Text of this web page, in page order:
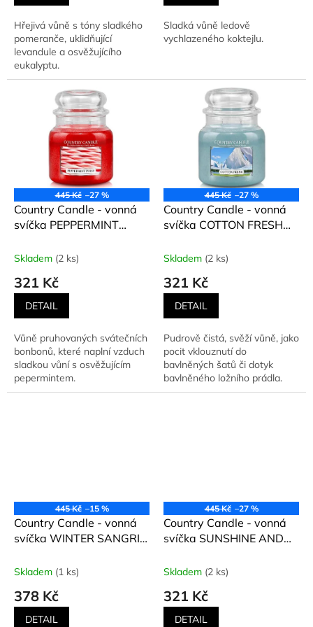
Hřejivá vůně s tóny sladkého
pomeranče, uklidňující
levandule a osvěžujícího
eukalyptu.
Sladká vůně ledově
vychlazeného koktejlu.
445 Kč –27 %
Country Candle - vonná
svíčka PEPPERMINT
hůlka) 453 g
Skladem (2 ks)
321 Kč
DETAIL
Vůně pruhovaných svátečních
bonbonů, které naplní vzduch
sladkou vůní s osvěžujícím
pepermintem.
445 Kč –27 %
Country Candle - vonná
svíčka COTTON FRESH
g
Skladem (2 ks)
321 Kč
DETAIL
Pudrově čistá, svěží vůně, jako
pocit vklouznutí do
bavlněných šatů či dotyk
bavlněného ložního prádla.
445 Kč –15 %
Country Candle - vonná
svíčka WINTER SANGRIA
Skladem (1 ks)
378 Kč
DETAIL
445 Kč –27 %
Country Candle - vonná
svíčka SUNSHINE AND
sedmikrásky) 453 g
Skladem (2 ks)
321 Kč
DETAIL